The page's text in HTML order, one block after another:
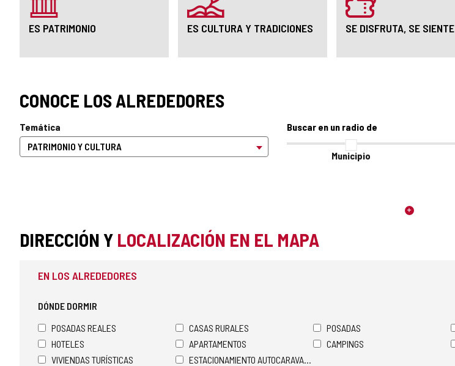
ES PATRIMONIO ES CULTURA Y TRADICIONES SE DISFRUTA, SE SIENTE
CONOCE LOS ALREDEDORES
Temática Buscar en un radio de
Municipio
DIRECCIÓN Y LOCALIZACIÓN EN EL MAPA
EN LOS ALREDEDORES
DÓNDE DORMIR
POSADAS REALES
CASAS RURALES POSADAS
HOTELES
APARTAMENTOS CAMPINGS
VIVIENDAS TURÍSTICAS
ESTACIONAMIENTO AUTOCARAVANAS